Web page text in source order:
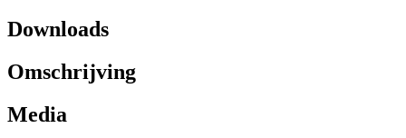
Downloads
Omschrijving
Media